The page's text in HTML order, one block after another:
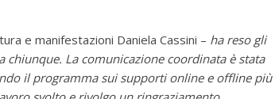
e manifestazioni Daniela Cassini – ha reso gli
La comunicazione coordinata è stata
il programma sui supporti online e offline più